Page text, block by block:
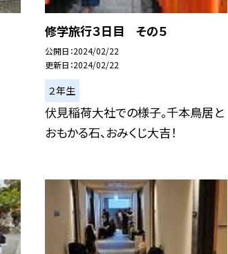
修学旅行３日目 その５
公開日 2024/02/22
更新日 2024/02/22
２年生
伏見稲荷大社での様子。千本鳥居と
おもかる石、おみくじ大吉！